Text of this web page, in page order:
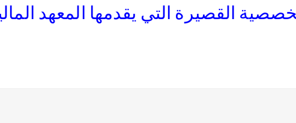
القصيرة التي يقدمها المعهد